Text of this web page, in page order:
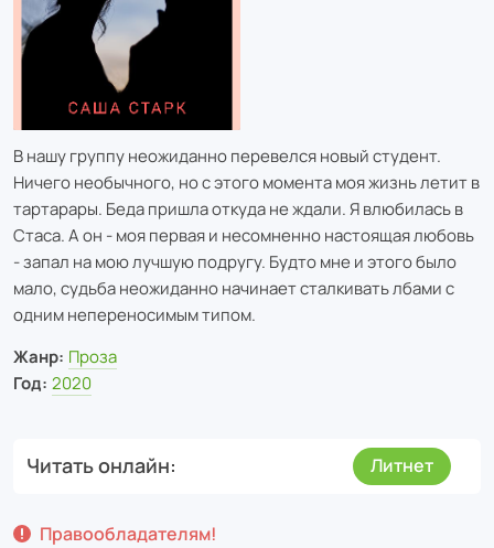
В нашу группу неожиданно перевелся новый студент.
Ничего необычного, но с этого момента моя жизнь летит в
тартарары. Беда пришла откуда не ждали. Я влюбилась в
Стаса. А он - моя первая и несомненно настоящая любовь
- запал на мою лучшую подругу. Будто мне и этого было
мало, судьба неожиданно начинает сталкивать лбами с
одним непереносимым типом.
Жанр: Проза
Год: 2020
Читать онлайн Литнет
Правообладателям!